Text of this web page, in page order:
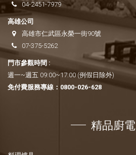
04-2451-7979
高雄公司
高雄市仁武區永榮一街90號
07-375-5262
門市參觀時間 :
週一~週五 09:00~17:00 (例假日除外)
免付費服務專線： 0800-026-628
精品廚電